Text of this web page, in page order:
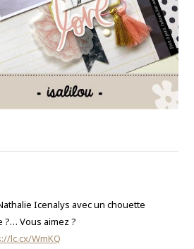
Icenalys avec un chouette
?… Vous aimez ?
lc.cx/WmKQ